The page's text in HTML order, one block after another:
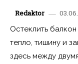
Redaktor
Остеклить
тепло, тишину и
здесь между